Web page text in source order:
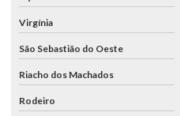
Virgínia
São Sebastião do Oeste
Riacho dos Machados
Rodeiro